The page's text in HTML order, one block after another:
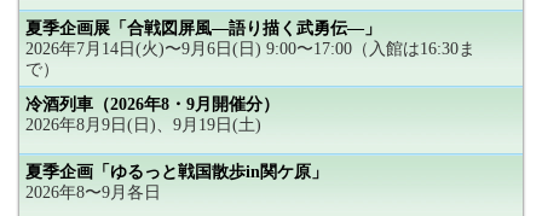
夏季企画展「合戦図屏風―語り描く武勇伝―」
2026年7月14日(火)〜9月6日(日) 9:00〜17:00（入館は16:30ま
で）
冷酒列車（2026年8・9月開催分）
2026年8月9日(日)、9月19日(土)
夏季企画「ゆるっと戦国散歩in関ケ原」
2026年8〜9月各日